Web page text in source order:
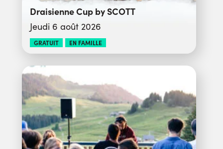
Draisienne Cup by SCOTT
Jeudi 6 août 2026
GRATUIT EN FAMILLE